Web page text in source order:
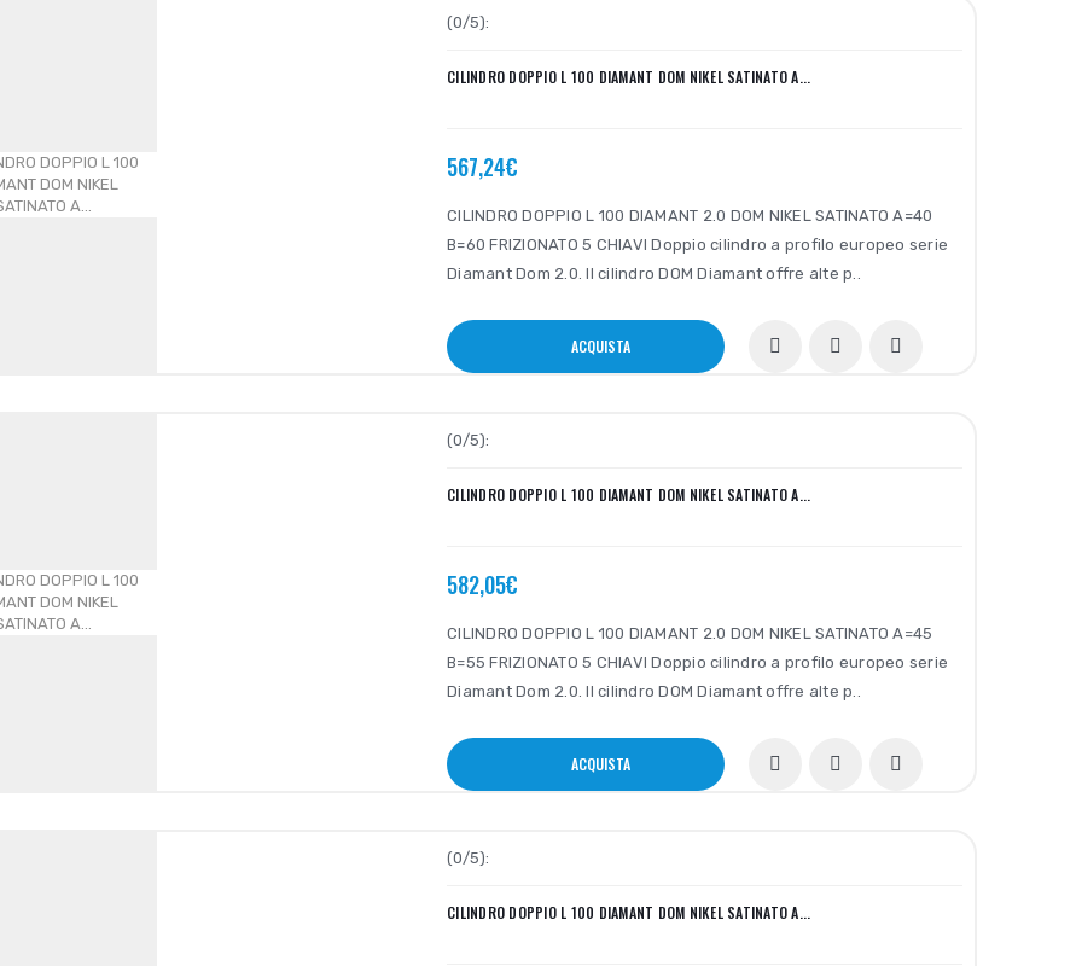
(0/5):
CILINDRO DOPPIO L 100 DIAMANT DOM NIKEL SATINATO A...
567,24€
CILINDRO DOPPIO L 100 DIAMANT 2.0 DOM NIKEL SATINATO A=40
B=60 FRIZIONATO 5 CHIAVI Doppio cilindro a profilo europeo serie
Diamant Dom 2.0. Il cilindro DOM Diamant offre alte p..
ACQUISTA
(0/5):
CILINDRO DOPPIO L 100 DIAMANT DOM NIKEL SATINATO A...
582,05€
CILINDRO DOPPIO L 100 DIAMANT 2.0 DOM NIKEL SATINATO A=45
B=55 FRIZIONATO 5 CHIAVI Doppio cilindro a profilo europeo serie
Diamant Dom 2.0. Il cilindro DOM Diamant offre alte p..
ACQUISTA
(0/5):
CILINDRO DOPPIO L 100 DIAMANT DOM NIKEL SATINATO A...